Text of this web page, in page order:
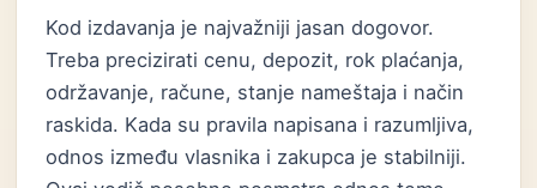
Kod izdavanja je najvažniji jasan dogovor.
Treba precizirati cenu, depozit, rok plaćanja,
održavanje, račune, stanje nameštaja i način
raskida. Kada su pravila napisana i razumljiva,
odnos između vlasnika i zakupca je stabilniji.